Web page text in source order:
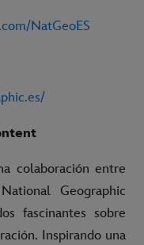
NatGeoES
colaboración entre
Geographic
fascinantes sobre
Inspirando una